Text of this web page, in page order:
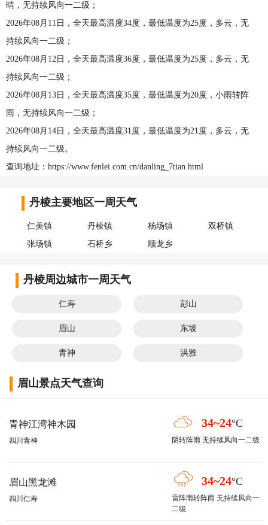
晴，无持续风向一二级；
2026年08月11日，全天最高温度34度，最低温度为25度，多云，无
持续风向一二级；
2026年08月12日，全天最高温度36度，最低温度为25度，多云，无
持续风向一二级；
2026年08月13日，全天最高温度35度，最低温度为20度，小雨转阵
雨，无持续风向一二级；
2026年08月14日，全天最高温度31度，最低温度为21度，多云，无
持续风向一二级。
查询地址：https://www.fenlei.com.cn/danling_7tian.html
丹棱主要地区一周天气
仁美镇 丹棱镇 杨场镇
双桥镇
张场镇
石桥乡 顺龙乡
丹棱周边城市一周天气
仁寿 彭山
眉山 东坡
青神 洪雅
眉山景点天气查询
青神江湾神木园
四川青神
34~24°C
阴转阵雨 无持续风向一二级
眉山黑龙滩
四川仁寿
34~24°C
雷阵雨转阵雨 无持续风向一
二级